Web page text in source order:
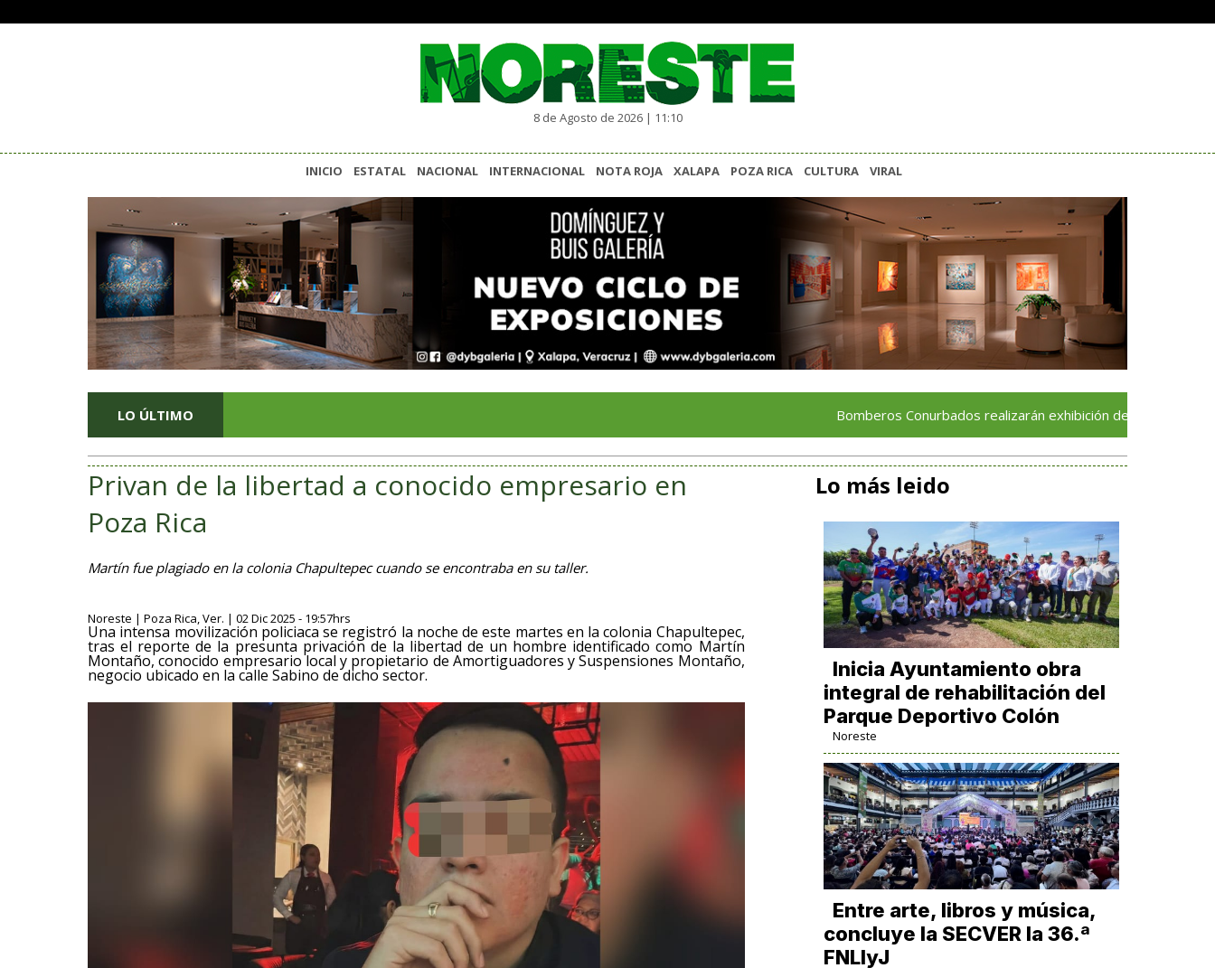
8 de Agosto de 2026 | 11:10
INICIO ESTATAL NACIONAL INTERNACIONAL NOTA ROJA XALAPA POZA RICA CULTURA VIRAL
LO ÚLTIMO Bomberos Conurbados realizarán exhibición de vehículos y rescates
Privan de la libertad a conocido empresario en
Poza Rica
Martín fue plagiado en la colonia Chapultepec cuando se encontraba en su taller.
Noreste | Poza Rica, Ver. | 02 Dic 2025 - 19:57hrs
Una intensa movilización policiaca se registró la noche de este martes en la colonia Chapultepec,
tras el reporte de la presunta privación de la libertad de un hombre identificado como Martín
Montaño, conocido empresario local y propietario de Amortiguadores y Suspensiones Montaño,
negocio ubicado en la calle Sabino de dicho sector.
Lo más leido
Inicia Ayuntamiento obra
integral de rehabilitación del
Parque Deportivo Colón
Noreste
Entre arte, libros y música,
concluye la SECVER la 36.ª
FNLIyJ